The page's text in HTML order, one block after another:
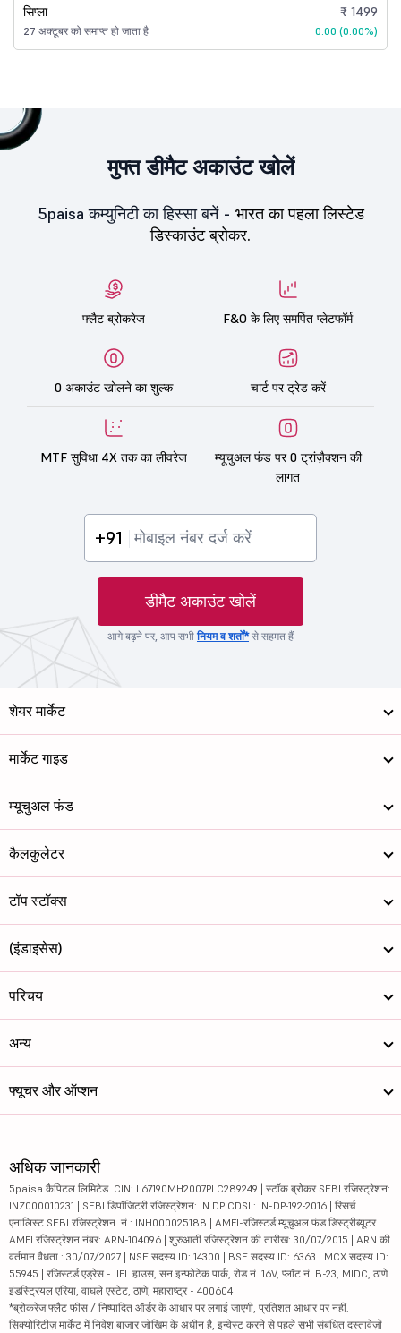
सिप्ला
27 अक्टूबर को समाप्त हो जाता है
₹ 1499
0.00 (0.00%)
मुफ्त डीमैट अकाउंट खोलें
5paisa कम्युनिटी का हिस्सा बनें - भारत का पहला लिस्टेड
डिस्काउंट ब्रोकर.
फ्लैट ब्रोकरेज F&O के लिए समर्पित प्लेटफॉर्म
0 अकाउंट खोलने का शुल्क चार्ट पर ट्रेड करें
MTF सुविधा 4X तक का लीवरेज
म्यूचुअल फंड पर 0 ट्रांज़ैक्शन की
लागत
+91
डीमैट अकाउंट खोलें
आगे बढ़ने पर, आप सभीनियम व शर्तों*से सहमत हैं
शेयर मार्केट
मार्केट गाइड
म्यूचुअल फंड
कैलकुलेटर
टॉप स्टॉक्स
(इंडाइसेस)
परिचय
अन्य
फ्यूचर और ऑप्शन
अधिक जानकारी
5paisa कैपिटल लिमिटेड. CIN: L67190MH2007PLC289249 | स्टॉक ब्रोकर SEBI रजिस्ट्रेशन:
INZ000010231 | SEBI डिपॉजिटरी रजिस्ट्रेशन: IN DP CDSL: IN-DP-192-2016 | रिसर्च
एनालिस्ट SEBI रजिस्ट्रेशन. नं.: INH000025188 | AMFI-रजिस्टर्ड म्यूचुअल फंड डिस्ट्रीब्यूटर |
AMFI रजिस्ट्रेशन नंबर: ARN-104096 | शुरुआती रजिस्ट्रेशन की तारीख: 30/07/2015 | ARN की
वर्तमान वैधता : 30/07/2027 | NSE सदस्य ID: 14300 | BSE सदस्य ID: 6363 | MCX सदस्य ID:
55945 | रजिस्टर्ड एड्रेस - IIFL हाउस, सन इन्फोटेक पार्क, रोड नं. 16V, प्लॉट नं. B-23, MIDC, ठाणे
इंडस्ट्रियल एरिया, वाघले एस्टेट, ठाणे, महाराष्ट्र - 400604
*ब्रोकरेज फ्लैट फीस / निष्पादित ऑर्डर के आधार पर लगाई जाएगी, प्रतिशत आधार पर नहीं.
सिक्योरिटीज़ मार्केट में निवेश बाजार जोखिम के अधीन है, इन्वेस्ट करने से पहले सभी संबंधित दस्तावेज़ों